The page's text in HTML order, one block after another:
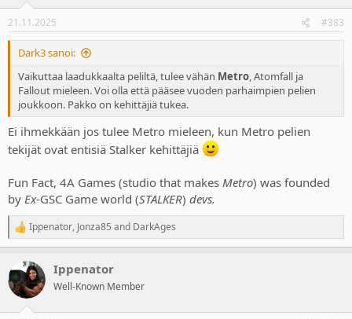
s
:
21.11.2025 #383
Dark3 sanoi:
Vaikuttaa laadukkaalta peliltä, tulee vähän Metro, Atomfall ja
Fallout mieleen. Voi olla että pääsee vuoden parhaimpien pelien
joukkoon. Pakko on kehittäjiä tukea.
Ei ihmekkään jos tulee Metro mieleen, kun Metro pelien
tekijät ovat entisiä Stalker kehittäjiä
Fun Fact, 4A Games (studio that makes Metro) was founded
by Ex-GSC Game world (STALKER) devs.
R
e
c
t
i
Ippenator, Jonza85 and DarkAges
Ippenator
Well-Known Member